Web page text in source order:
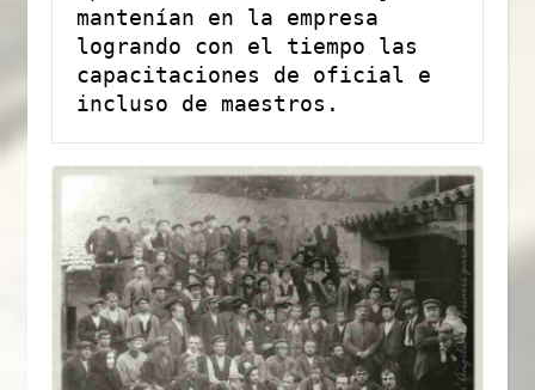
mantenían en la empresa
logrando con el tiempo las
capacitaciones de oficial e
incluso de maestros.